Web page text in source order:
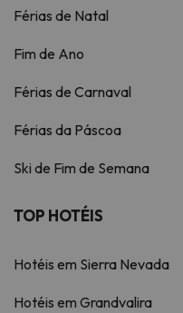
Férias de Natal
Fim de Ano
Férias de Carnaval
Férias da Páscoa
Ski de Fim de Semana
TOP HOTÉIS
Hotéis em Sierra Nevada
Hotéis em Grandvalira